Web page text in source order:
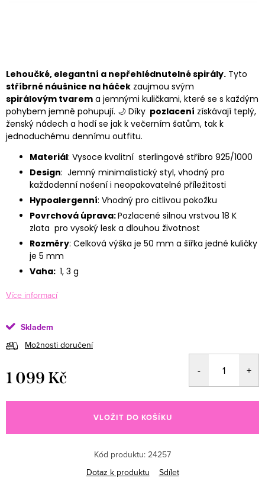
Lehoučké, elegantní a nepřehlédnutelné spirály. Tyto
stříbrné náušnice na háček zaujmou svým
spirálovým tvarem a jemnými kuličkami, které se s každým
pohybem jemně pohupují. 🌙 Díky pozlacení získávají teplý,
ženský nádech a hodí se jak k večerním šatům, tak k
jednoduchému dennímu outfitu.
Materiál: Vysoce kvalitní sterlingové stříbro 925/1000
Design: Jemný minimalistický styl, vhodný pro
každodenní nošení i neopakovatelné příležitosti
Hypoalergenní: Vhodný pro citlivou pokožku
Povrchová úprava:Pozlacené silnou vrstvou 18 K
zlata pro vysoký lesk a dlouhou životnost
Rozměry: Celková výška je 50 mm a šířka jedné kuličky
je 5 mm
Vaha: 1, 3 g
Více informací
Skladem
Možnosti doručení
1 099 Kč
VLOŽIT DO KOŠÍKU
Kód produktu: 24257
Dotaz k produktu
Sdílet